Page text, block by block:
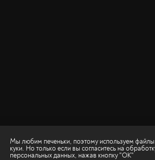
Мы любим печеньки, поэтому используем файлы
куки. Но только если вы согласитесь на
персональных данных, нажав кнопку "ОК"